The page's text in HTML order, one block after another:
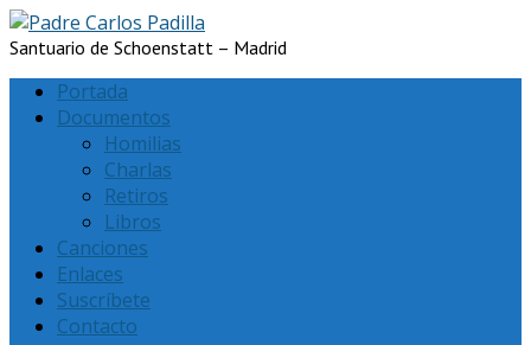
Santuario de Schoenstatt – Madrid
Portada
Documentos
Homilias
Charlas
Retiros
Libros
Canciones
Enlaces
Suscríbete
Contacto